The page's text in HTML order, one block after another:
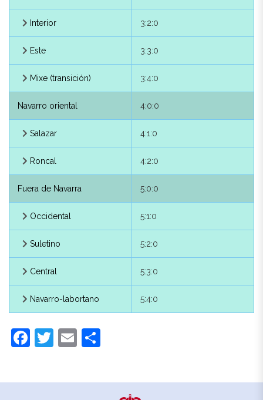
Interior 3:2:0
Este 3:3:0
Mixe (transición) 3:4:0
Navarro oriental 4:0:0
Salazar 4:1:0
Roncal 4:2:0
Fuera de Navarra 5:0:0
Occidental 5:1:0
Suletino 5:2:0
Central 5:3:0
Navarro-labortano 5:4:0
septentrional
Arakil 2:2:1
Cinco Villas 2:2:2
Guipúzcoa, de 2:2:3
Larraun 2:2:4
Ultzama 2:2:5
Bajonavarro 3:0:0
Bajonavarro occidental 3:1:0
Baïgorry 3:1:1
Bajonavarro
oriental
3:2:0
Baztanés 4:0:0
Guipuzcoano
Facebook
Twitter
Email